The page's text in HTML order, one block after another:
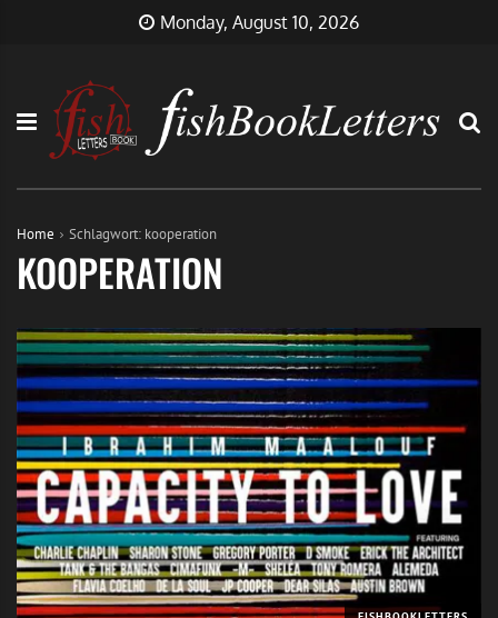
Monday, August 10, 2026
Home Schlagwort: kooperation
KOOPERATION